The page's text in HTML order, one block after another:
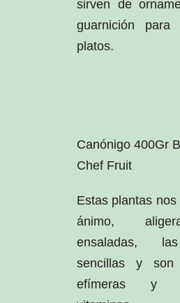
sirven de
guarnición para
platos.
Canónigo 400Gr
Chef Fruit
Estas plantas
ánimo,
ensaladas,
sencillas y
efímeras y